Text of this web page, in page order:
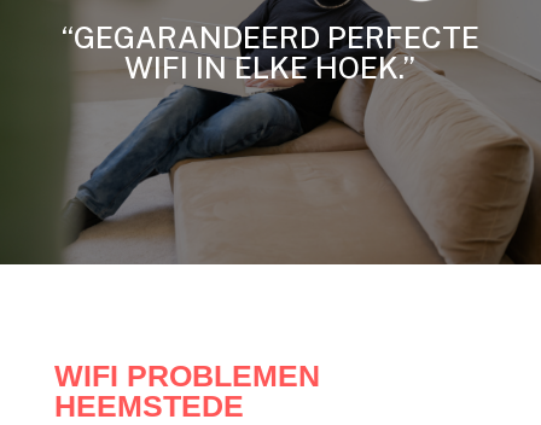
“GEGARANDEERD PERFECTE
WIFI IN ELKE HOEK.”
WIFI PROBLEMEN
HEEMSTEDE